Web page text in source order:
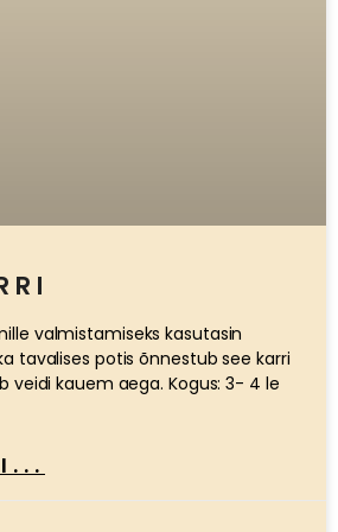
valmistamiseks kasutasin
tavalises potis õnnestub see karri
veidi kauem aega. Kogus: 3- 4 le